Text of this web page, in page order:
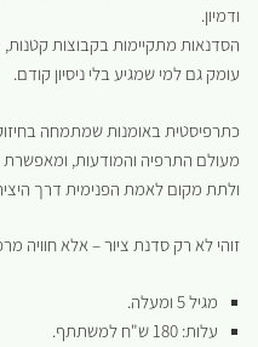
ודמיון.
הסדנאות מתקיימות בקבוצות קטנות,
עומק גם למי שמגיע בלי ניסיון קודם.
כתרפיסטית באומנות שמתמחה
מעולם התרפיה והמודעות,
ולתת מקום לאמת הפנימית דרך
זוהי לא רק סדנת ציור – אלא חוויה
מגיל 5 ומעלה.
עלות: 180 ש"ח למשתתף.